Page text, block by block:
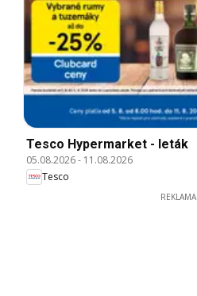
Tesco Hypermarket - leták
05.08.2026- 11.08.2026
Tesco
REKLAMA